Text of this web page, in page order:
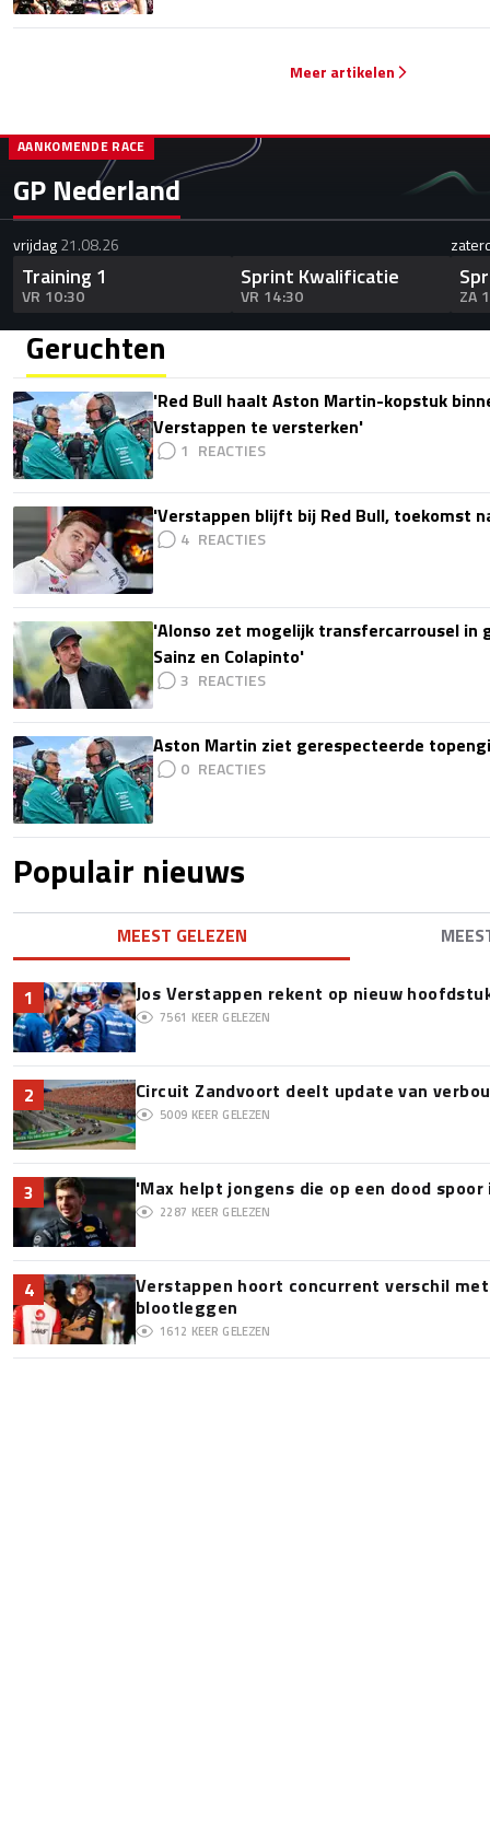
Meer artikelen
GP Nederland
AANKOMENDE RACE
vrijdag21.08.26
Training 1
VR 10:30
Sprint Kwalificatie
VR 14:30 ZA
Geruchten
'Red Bull haalt Aston Martin-kopstuk
Verstappen te versterken'
1
'Verstappen blijft bij Red Bull, toekomst
4
'Alonso zet mogelijk transfercarrousel in
Sainz en Colapinto'
3
Aston Martin ziet gerespecteerde
0
Populair nieuws
MEEST GELEZEN
1 Jos Verstappen rekent op nieuw
7561 KEER GELEZEN
2 Circuit Zandvoort deelt update van
5009 KEER GELEZEN
3 'Max helpt jongens die op een dood
2287 KEER GELEZEN
4
Verstappen hoort concurrent verschil
blootleggen
1612 KEER GELEZEN